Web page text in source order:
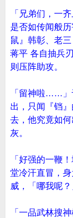
「兄弟们，一
是否如传闻般
鼠』韩彰、老
蒋平 各自抽兵
则压阵助攻。
「留神啦……」
出，只闻『铛
去，他究竟如
灰。
「好强的一鞭
堂冷汗直冒，
威，「哪我呢？
「一品武林搜